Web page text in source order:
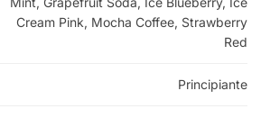
Cream Pink, Mocha Coffee, Strawberry
Red
Principiante